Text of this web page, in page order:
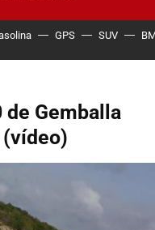
GPS SUV
de Gemballa